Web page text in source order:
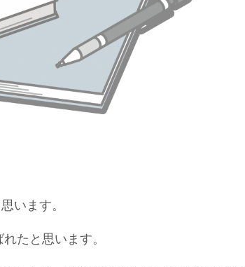
います。
たと思います。